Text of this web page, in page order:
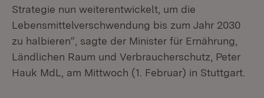
Strategie nun weiterentwickelt, um die
Lebensmittelverschwendung bis zum Jahr 2030
zu halbieren“, sagte der Minister für Ernährung,
Ländlichen Raum und Verbraucherschutz, Peter
Hauk MdL, am Mittwoch (1. Februar) in Stuttgart.